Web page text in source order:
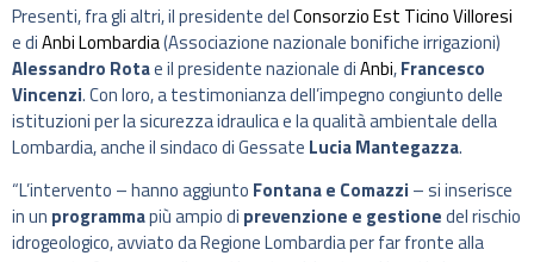
Presenti, fra gli altri, il presidente delConsorzio Est Ticino Villoresi
e diAnbi Lombardia(Associazione nazionale bonifiche irrigazioni)
Alessandro Rotae il presidente nazionale diAnbi,Francesco
Vincenzi. Con loro, a testimonianza dell’impegno congiunto delle
istituzioni per la sicurezza idraulica e la qualità ambientale della
Lombardia, anche il sindaco di Gessate Lucia Mantegazza.
“L’intervento – hanno aggiunto Fontana e Comazzi – si inserisce
in un programmapiù ampio di prevenzione e gestionedel rischio
idrogeologico, avviato da Regione Lombardia per far fronte alla